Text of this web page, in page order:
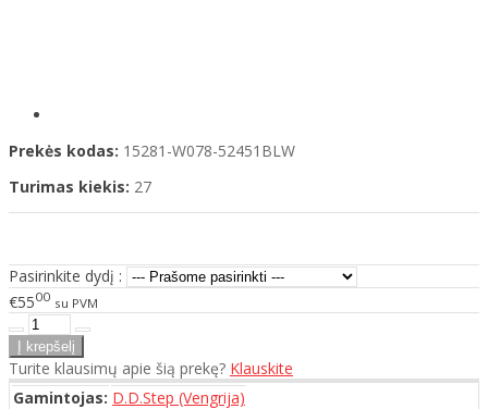
Prekės kodas: 15281-W078-52451BLW
Turimas kiekis: 27
Pasirinkite dydį :
€5500 su PVM
Turite klausimų apie šią prekę? Klauskite
Gamintojas: D.D.Step (Vengrija)